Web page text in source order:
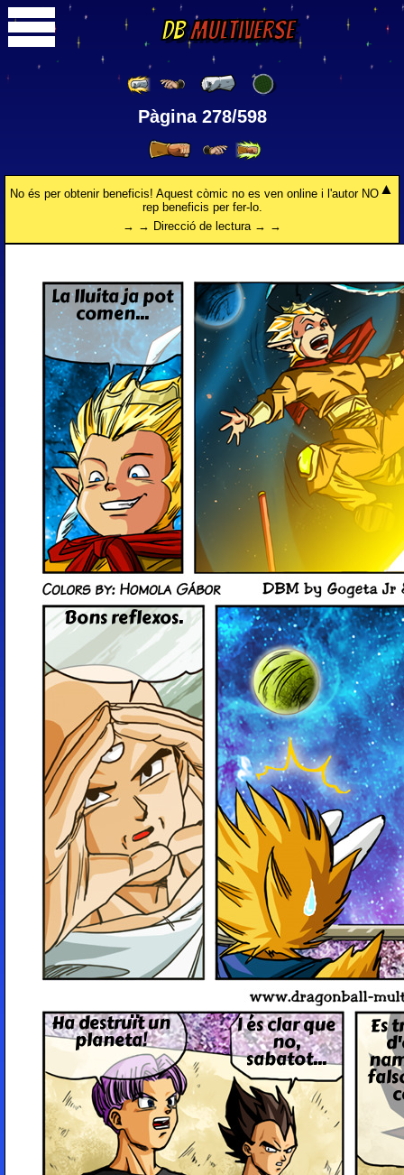
DBMultiverse
Pàgina 278/598
No és per obtenir beneficis! Aquest còmic no es ven online i l'autor NO
rep beneficis per fer-lo.
→ → Direcció de lectura → →
La lluita ja pot
comen...
Bons reflexos.
Ha destruït un
planeta!
I és clar que
no,
sabatot...
Es